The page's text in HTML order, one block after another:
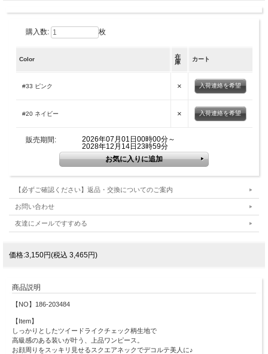
購入数: 枚
Color
在
庫
カート
#33 ピンク × 入荷連絡を希望
#20 ネイビー × 入荷連絡を希望
販売期間:
2026年07月01日00時00分～
2028年12月14日23時59分
【必ずご確認ください】返品・交換についてのご案内
お問い合わせ
友達にメールですすめる
価格:3,150円(税込 3,465円)
商品説明
【NO】186-203484
【Item】
しっかりとしたツイードライクチェック柄生地で
高級感のある装いが叶う、上品ワンピース。
お顔周りをスッキリ見せるスクエアネックでデコルテ美人に♪